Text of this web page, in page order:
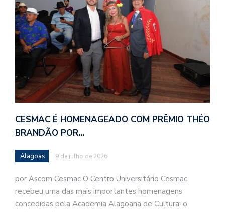
CESMAC É HOMENAGEADO COM PRÊMIO THÉO
BRANDÃO POR…
Alagoas 9 de julho de 2026
por Ascom Cesmac O Centro Universitário Cesmac
recebeu uma das mais importantes homenagens
concedidas pela Academia Alagoana de Cultura: o